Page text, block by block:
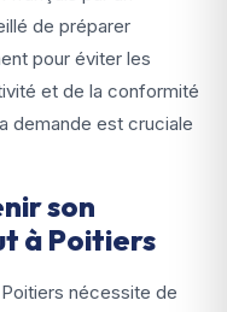
de préparer
pour éviter les
et de la conformité
demande est cruciale
son
à Poitiers
nécessite de